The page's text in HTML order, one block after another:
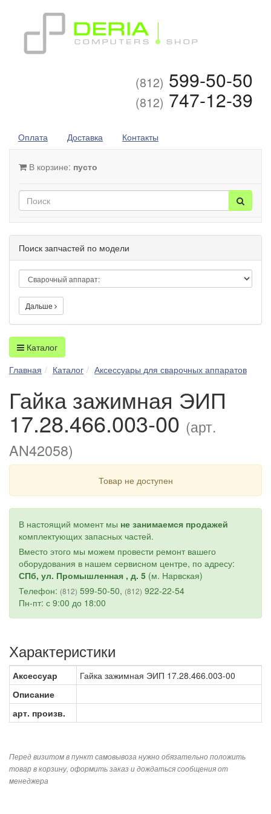
(812) 599-50-50
(812) 747-12-39
Оплата Доставка Контакты
В корзине: пусто
Поиск запчастей по модели
Дальше
Каталог
Главная
Каталог Аксессуары для сварочных аппаратов
Гайка зажимная ЭИП
17.28.466.003-00 (арт.
AN42058)
Товар не доступен
В настоящий момент мы не занимаемся продажей
комплектующих запасных частей.
Вместо этого мы можем провести ремонт вашего
оборудования в нашем сервисном центре, по адресу:
СПб, ул. Промышленная , д. 5 (м. Нарвская)
Телефон: (812) 599-50-50, (812) 922-22-54
Пн-пт: с 9:00 до 18:00
Характеристики
Аксессуар
Гайка зажимная ЭИП 17.28.466.003-00
Описание
арт. произв.
Перед визитом в пункт самовывоза нужно обязательно положить
товар в корзину, оформить заказ и дождаться сообщения от
менеджера